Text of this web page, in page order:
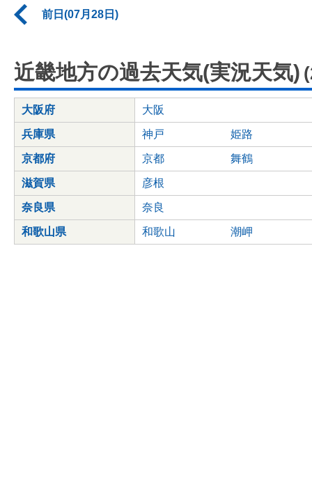
前日(07月28日)
近畿地方の過去天気(実況天気)
大阪府 大阪
兵庫県 神戸 姫路
京都府 京都 舞鶴
滋賀県 彦根
奈良県 奈良
和歌山県 和歌山 潮岬